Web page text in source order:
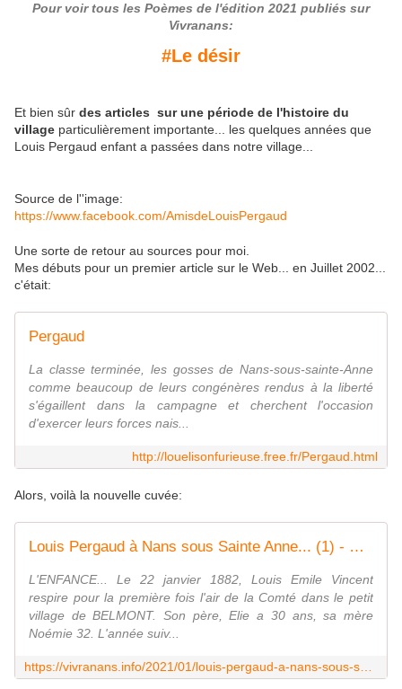
Pour voir tous les Poèmes de l'édition 2021 publiés sur
Vivranans:
#Le désir
Et bien sûr des articles sur une période de l'histoire du
village particulièrement importante... les quelques années que
Louis Pergaud enfant a passées dans notre village...
Source de l''image:
https://www.facebook.com/AmisdeLouisPergaud
Une sorte de retour au sources pour moi.
Mes débuts pour un premier article sur le Web... en Juillet 2002...
c'était:
Pergaud
La classe terminée, les gosses de Nans-sous-sainte-Anne
comme beaucoup de leurs congénères rendus à la liberté
s'égaillent dans la campagne et cherchent l'occasion
d'exercer leurs forces nais...
http://louelisonfurieuse.free.fr/Pergaud.html
Alors, voilà la nouvelle cuvée:
Louis Pergaud à Nans sous Sainte Anne... (1) - Vivranans (...)
L'ENFANCE... Le 22 janvier 1882, Louis Emile Vincent
respire pour la première fois l'air de la Comté dans le petit
village de BELMONT. Son père, Elie a 30 ans, sa mère
Noémie 32. L'année suiv...